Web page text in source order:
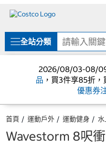
單
全站分類
2026/08/03-08/
品 ，買3件享85折
優惠券
首頁 運動戶外 運動健身 水
Wavestorm 8呎